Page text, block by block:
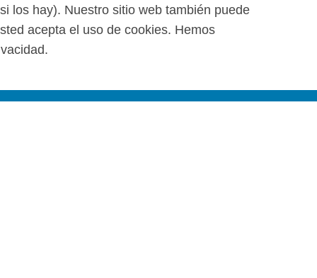
los hay). Nuestro sitio web también puede
acepta el uso de cookies. Hemos